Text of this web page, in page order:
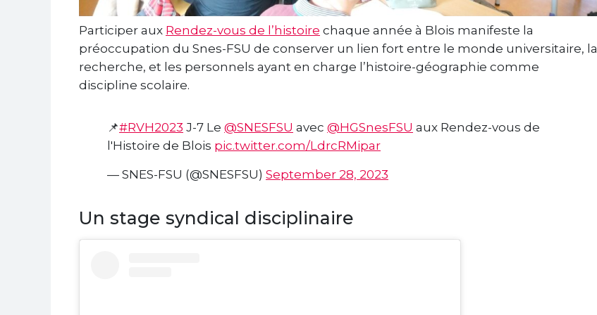
Participer aux Rendez-vous de l’histoire chaque année à Blois manifeste la
préoccupation du Snes-FSU de conserver un lien fort entre le monde universitaire, la
recherche, et les personnels ayant en charge l’histoire-géographie comme
discipline scolaire.
📌#RVH2023 J-7 Le @SNESFSU avec @HGSnesFSU aux Rendez-vous de
l'Histoire de Blois pic.twitter.com/LdrcRMipar
— SNES-FSU (@SNESFSU) September 28, 2023
Un stage syndical disciplinaire